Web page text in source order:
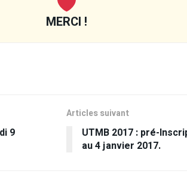
MERCI !
9
Articles suivant
UTMB 2017 : pré-
au 4 janvier 2017.